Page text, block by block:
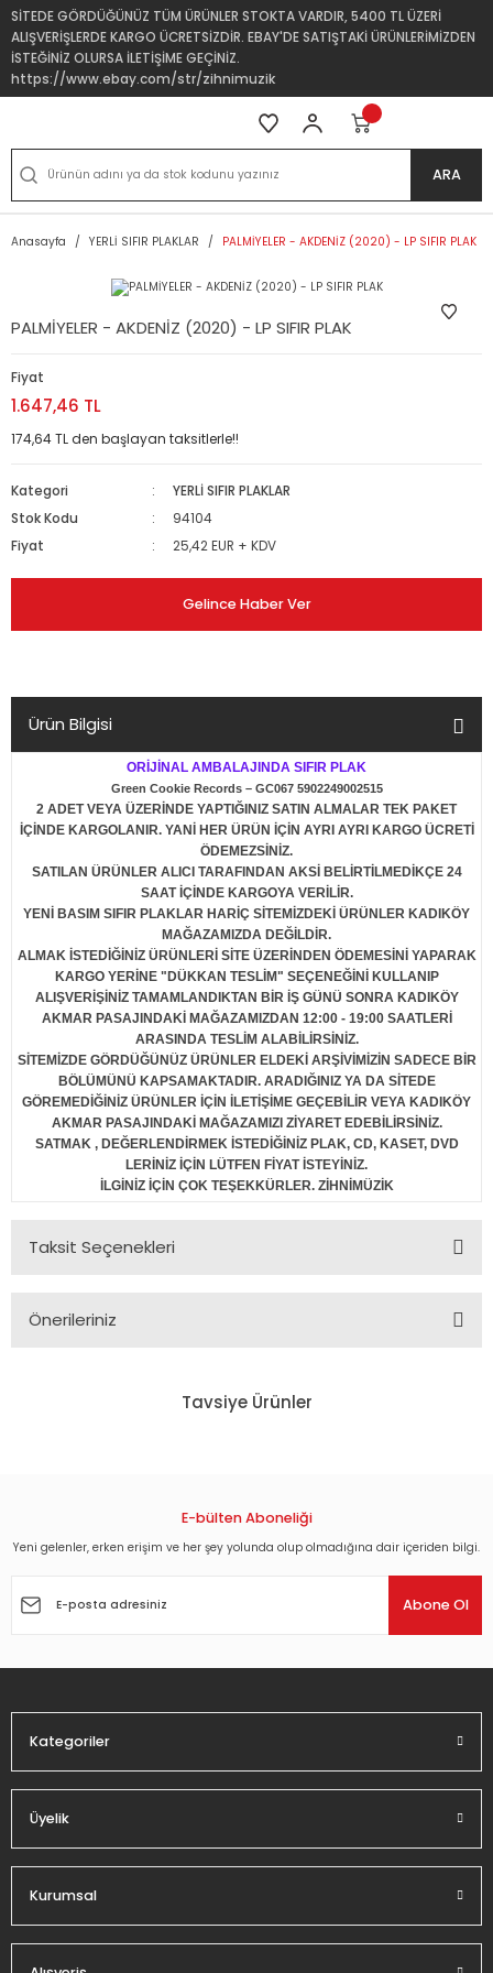
SİTEDE GÖRDÜĞÜNÜZ TÜM ÜRÜNLER STOKTA VARDIR, 5400 TL ÜZERİ
ALIŞVERİŞLERDE KARGO ÜCRETSİZDİR. EBAY'DE SATIŞTAKİ ÜRÜNLERİMİZDEN
İSTEĞİNİZ OLURSA İLETİŞİME GEÇİNİZ.
https://www.ebay.com/str/zihnimuzik
ARA
Anasayfa YERLİ SIFIR PLAKLAR PALMİYELER - AKDENİZ (2020) - LP SIFIR PLAK
PALMİYELER - AKDENİZ (2020) - LP SIFIR PLAK
Fiyat
1.647,46 TL
174,64 TL den başlayan taksitlerle!!
Kategori
YERLİ SIFIR PLAKLAR
Stok Kodu
94104
Fiyat
25,42 EUR + KDV
Gelince Haber Ver
Ürün Bilgisi
ORİJİNAL AMBALAJINDA SIFIR PLAK
Green Cookie Records – GC067 5902249002515
2 ADET VEYA ÜZERİNDE YAPTIĞINIZ SATIN ALMALAR TEK PAKET
İÇİNDE KARGOLANIR. YANİ HER ÜRÜN İÇİN AYRI AYRI KARGO ÜCRETİ
ÖDEMEZSİNİZ.
SATILAN ÜRÜNLER ALICI TARAFINDAN AKSİ BELİRTİLMEDİKÇE 24
SAAT İÇİNDE KARGOYA VERİLİR.
YENİ BASIM SIFIR PLAKLAR HARİÇ SİTEMİZDEKİ ÜRÜNLER KADIKÖY
MAĞAZAMIZDA DEĞİLDİR.
ALMAK İSTEDİĞİNİZ ÜRÜNLERİ SİTE ÜZERİNDEN ÖDEMESİNİ YAPARAK
KARGO YERİNE "DÜKKAN TESLİM" SEÇENEĞİNİ KULLANIP
ALIŞVERİŞİNİZ TAMAMLANDIKTAN BİR İŞ GÜNÜ SONRA KADIKÖY
AKMAR PASAJINDAKİ MAĞAZAMIZDAN 12:00 - 19:00 SAATLERİ
ARASINDA TESLİM ALABİLİRSİNİZ.
SİTEMİZDE GÖRDÜĞÜNÜZ ÜRÜNLER ELDEKİ ARŞİVİMİZİN SADECE BİR
BÖLÜMÜNÜ KAPSAMAKTADIR. ARADIĞINIZ YA DA SİTEDE
GÖREMEDİĞİNİZ ÜRÜNLER İÇİN İLETİŞİME GEÇEBİLİR VEYA KADIKÖY
AKMAR PASAJINDAKİ MAĞAZAMIZI ZİYARET EDEBİLİRSİNİZ.
SATMAK , DEĞERLENDİRMEK İSTEDİĞİNİZ PLAK, CD, KASET, DVD
LERİNİZ İÇİN LÜTFEN FİYAT İSTEYİNİZ.
İLGİNİZ İÇİN ÇOK TEŞEKKÜRLER. ZİHNİMÜZİK
Taksit Seçenekleri
Önerileriniz
kullanarak tarafımıza iletebilirsiniz.
Ürün açıklamasında eksik bilgiler bulunuyor.
Ürün bilgilerinde hatalar bulunuyor.
Bu ürüne benzer farklı alternatifler olmalı.
Tavsiye Ürünler
1.512,00 TLE-bülten Aboneliği
Yeni gelenler, erken erişim ve her şey yolunda olup olmadığına dair içeriden bilgi.
Abone Ol
Kategoriler
Üyelik
Kurumsal